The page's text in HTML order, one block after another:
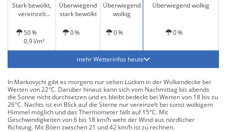
Stark bewölkt,
vereinzelt
und windig
Überwiegend
stark bewölkt
Überwiegend
wolkig
Überwiegend wolkig
50 %
0,9 l/m²
0 % 0 % 0 %
mehr Wetterinfos heute
In Markovychi gibt es morgens nur selten Lücken in der Wolkendecke bei
Werten von 22°C. Darüber hinaus kann sich vom Nachmittag bis abends
die Sonne nicht durchsetzen und es bleibt bedeckt bei Werten von 18 bis zu
26°C. Nachts ist ein Blick auf die Sterne nur vereinzelt bei sonst wolkigem
Himmel möglich und das Thermometer fällt auf 15°C. Mit
Geschwindigkeiten von 6 bis 18 km/h weht der Wind aus nördlicher
Richtung. Mit Böen zwischen 21 und 42 km/h ist zu rechnen.